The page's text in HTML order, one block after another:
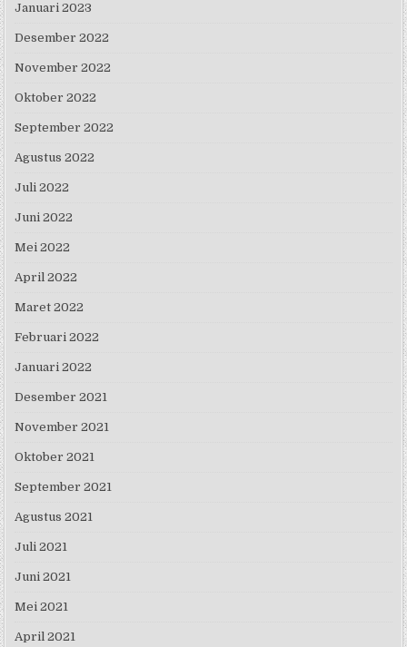
Januari 2023
Desember 2022
November 2022
Oktober 2022
September 2022
Agustus 2022
Juli 2022
Juni 2022
Mei 2022
April 2022
Maret 2022
Februari 2022
Januari 2022
Desember 2021
November 2021
Oktober 2021
September 2021
Agustus 2021
Juli 2021
Juni 2021
Mei 2021
April 2021